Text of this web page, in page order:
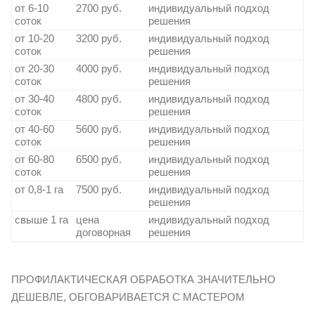
от 6-10
соток
2700 руб.
индивидуальный подход
решения
от 10-20
соток
3200 руб.
индивидуальный подход
решения
от 20-30
соток
4000 руб.
индивидуальный подход
решения
от 30-40
соток
4800 руб.
индивидуальный подход
решения
от 40-60
соток
5600 руб.
индивидуальный подход
решения
от 60-80
соток
6500 руб.
индивидуальный подход
решения
от 0,8-1 га
7500 руб.
индивидуальный подход
решения
свыше 1 га
цена
договорная
индивидуальный подход
решения
ПРОФИЛАКТИЧЕСКАЯ ОБРАБОТКА ЗНАЧИТЕЛЬНО
ДЕШЕВЛЕ, ОБГОВАРИВАЕТСЯ С МАСТЕРОМ